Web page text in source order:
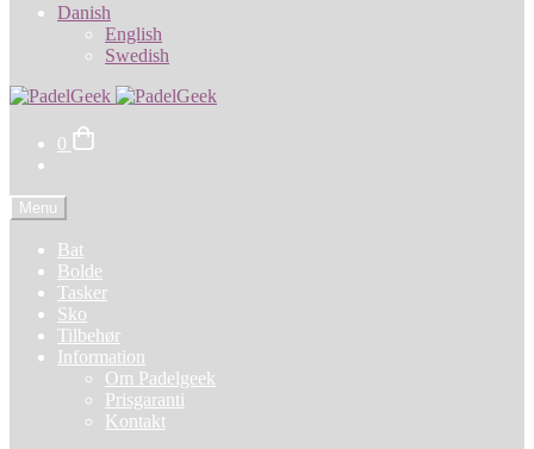
Danish
English
Swedish
0
Menu
Bat
Bolde
Tasker
Sko
Tilbehør
Information
Om Padelgeek
Prisgaranti
Kontakt